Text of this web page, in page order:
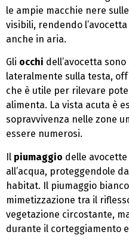
le ampie macchie nere
visibili, rendendo
anche in aria.
Gli occhi dell’avocetta
lateralmente sulla testa,
che è utile per rilevare
alimenta. La vista acuta è
sopravvivenza nelle zone
essere numerosi.
Il piumaggio delle
all’acqua, proteggendole
habitat. Il piumaggio
mimetizzazione tra il
vegetazione circostante,
durante il corteggiamento